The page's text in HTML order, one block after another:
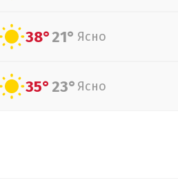
38°21° Ясно
35°23° Ясно